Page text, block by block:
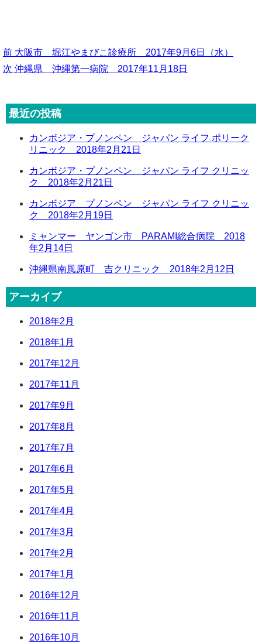
投
ナ
ビ
前 前
の
大阪市 堀江やまびこ診療所 2017年9月6日（水）
次 次
稿:
沖縄県 沖縄第一病院 2017年11月18日
最近の投稿
カンボジア・プノンペン ジャパン ライフ ポリーク
リニック 2018年2月21日
カンボジア・プノンペン ジャパン ライフ クリニッ
ク 2018年2月21日
カンボジア プノンペン ジャパン ライフ クリニッ
ク 2018年2月19日
ミャンマー ヤンゴン市 PARAMI総合病院 2018
年2月14日
沖縄県南風原町 吉クリニック 2018年2月12日
アーカイブ
2018年2月
2018年1月
2017年12月
2017年11月
2017年9月
2017年8月
2017年7月
2017年6月
2017年5月
2017年4月
2017年3月
2017年2月
2017年1月
2016年12月
2016年11月
2016年10月